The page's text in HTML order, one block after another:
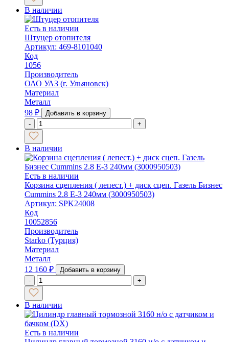
В наличии
Есть в наличии
Штуцер отопителя
Артикул: 469-8101040
Код
1056
Производитель
ОАО УАЗ (г. Ульяновск)
Материал
Металл
98 ₽
Добавить в корзину
-
+
В наличии
Есть в наличии
Корзина сцепления ( лепест.) + диск сцеп. Газель Бизнес
Cummins 2.8 Е-3 240мм (3000950503)
Артикул: SPK24008
Код
10052856
Производитель
Starko (Турция)
Материал
Металл
12 160 ₽
Добавить в корзину
-
+
В наличии
Есть в наличии